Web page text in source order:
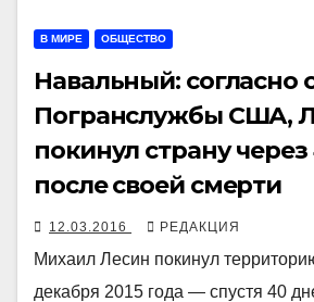
В МИРЕ ОБЩЕСТВО
Навальный: согласно
Погранслужбы США,
покинул страну
после своей смерти
12.03.2016 РЕДАКЦИЯ
Михаил Лесин покинул
декабря 2015 года — спустя 40